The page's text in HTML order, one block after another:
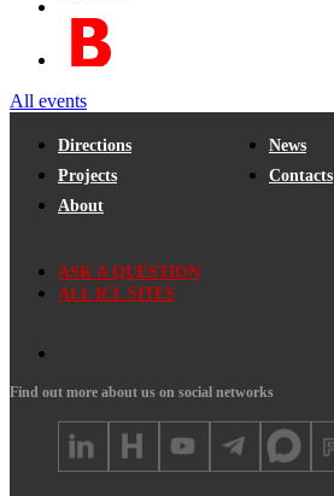
All events
Directions
Projects
About
News
Contacts
ASK A QUESTION
ALL ICL SITES
Find out more about us on social networks